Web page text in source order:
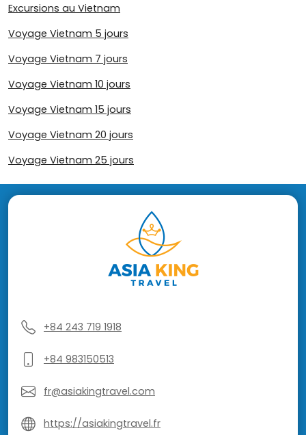
Excursions au Vietnam
Voyage Vietnam 5 jours
Voyage Vietnam 7 jours
Voyage Vietnam 10 jours
Voyage Vietnam 15 jours
Voyage Vietnam 20 jours
Voyage Vietnam 25 jours
+84 243 719 1918
+84 983150513
fr@asiakingtravel.com
https://asiakingtravel.fr